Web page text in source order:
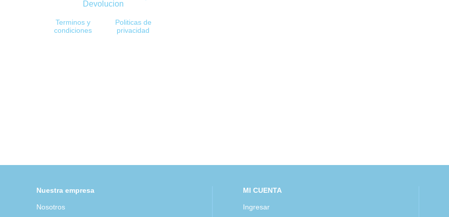
Devolucion
Terminos y
condiciones
Politicas de
privacidad
Nuestra empresa
Nosotros
MI CUENTA
Ingresar